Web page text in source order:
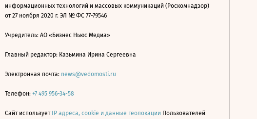
информационных технологий и массовых коммуникаций (Роскомнадзор)
от 27 ноября 2020 г. ЭЛ № ФС 77-79546
Учредитель: АО «Бизнес Ньюс Медиа»
Главный редактор: Казьмина Ирина Сергеевна
Электронная почта: news@vedomosti.ru
Телефон: +7 495 956-34-58
Сайт использует IP адреса, cookie и данные геолокации Пользователей